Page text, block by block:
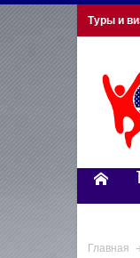
Туры и
Главная